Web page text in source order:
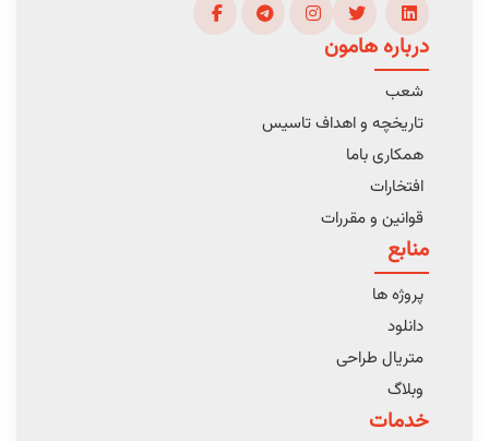
درباره هامون
شعب
تاریخچه و اهداف تاسیس
همکاری باما
افتخارات
قوانین و مقررات
منابع
پروژه ها
دانلود
متریال طراحی
وبلاگ
خدمات